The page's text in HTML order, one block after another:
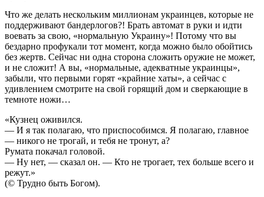
Что же делать нескольким миллионам украинцев, которые не
поддерживают бандерлогов?! Брать автомат в руки и идти
воевать за свою, «нормальную Украину»! Потому что вы
бездарно профукали тот момент, когда можно было обойтись
без жертв. Сейчас ни одна сторона сложить оружие не может,
и не сложит! А вы, «нормальные, адекватные украинцы»,
забыли, что первыми горят «крайние хаты», а сейчас с
удивлением смотрите на свой горящий дом и сверкающие в
темноте ножи…
«Кузнец оживился.
— И я так полагаю, что приспособимся. Я полагаю, главное
— никого не трогай, и тебя не тронут, а?
Румата покачал головой.
— Ну нет, — сказал он. — Кто не трогает, тех больше всего и
режут.»
(© Трудно быть Богом).